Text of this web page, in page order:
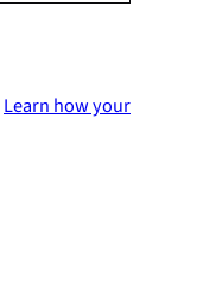
Learn how your